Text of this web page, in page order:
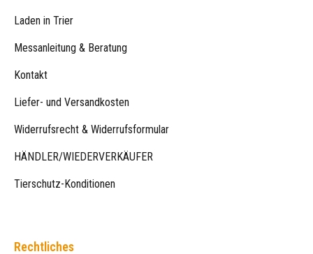
Laden in Trier
Messanleitung & Beratung
Kontakt
Liefer- und Versandkosten
Widerrufsrecht & Widerrufsformular
HÄNDLER/WIEDERVERKÄUFER
Tierschutz-Konditionen
Rechtliches